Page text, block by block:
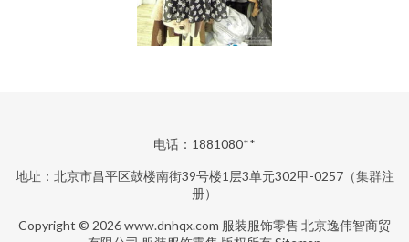
电话：1881080**
地址：北京市昌平区鼓楼南街39号楼1层3单元302甲-0257（集群注
册）
Copyright © 2026www.dnhqx.com 服装服饰零售 北京逸伟智商贸